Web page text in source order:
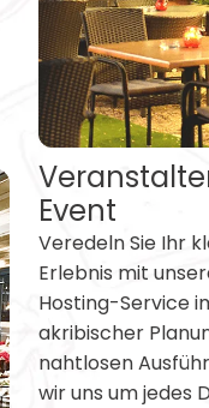
Event
Veredeln Sie Ihr
Erlebnis mit
Hosting-Service
akribischer
nahtlosen
wir uns um jedes